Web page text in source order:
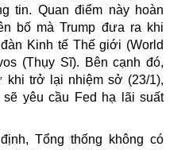
tin. Quan điểm này hoàn
bố mà Trump đưa ra khi
Kinh tế Thế giới (World
(Thụy Sĩ). Bên cạnh đó,
khi trở lại nhiệm sở (23/1),
sẽ yêu cầu Fed hạ lãi suất
Tổng thống không có